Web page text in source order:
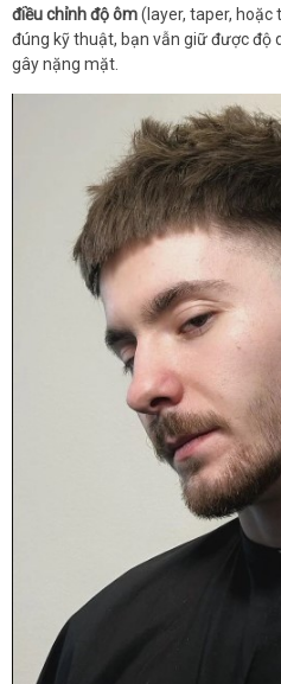
điều chỉnh độ ôm(layer, taper, hoặc
đúng kỹ thuật, bạn vẫn giữ được độ
gây nặng mặt.